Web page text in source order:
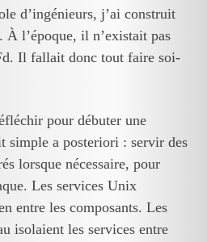
d’ingénieurs, j’ai construit
À l’époque, il n’existait pas
. Il fallait donc tout faire soi-
pour débuter une
simple a posteriori : servir des
lorsque nécessaire, pour
Les services Unix
entre les composants. Les
isolaient les services entre